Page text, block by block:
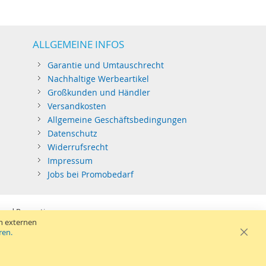
ALLGEMEINE INFOS
Garantie und Umtauschrecht
Nachhaltige Werbeartikel
Großkunden und Händler
Versandkosten
Allgemeine Geschäftsbedingungen
Datenschutz
Widerrufsrecht
Impressum
Jobs bei Promobedarf
Promotion.
Angebots.
Tagespreise ggf. zzgl. Druckkosten und GEMA.
externen